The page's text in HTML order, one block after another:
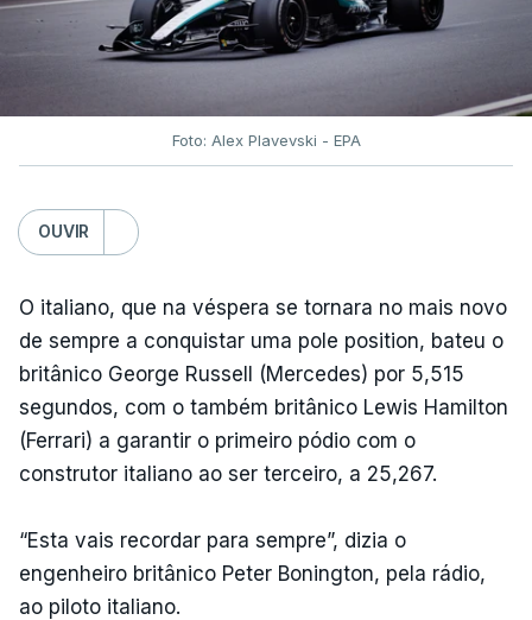
Foto: Alex Plavevski - EPA
OUVIR
O italiano, que na véspera se tornara no mais novo
de sempre a conquistar uma pole position, bateu o
britânico George Russell (Mercedes) por 5,515
segundos, com o também britânico Lewis Hamilton
(Ferrari) a garantir o primeiro pódio com o
construtor italiano ao ser terceiro, a 25,267.
“Esta vais recordar para sempre”, dizia o
engenheiro britânico Peter Bonington, pela rádio,
ao piloto italiano.